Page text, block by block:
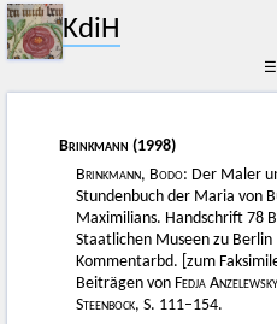
KdiH
☰
Brinkmann (1998)
Brinkmann, Bodo: Der Maler
Stundenbuch der Maria von
Maximilians. Handschrift 78
Staatlichen Museen zu
Kommentarbd. [zum
Beiträgen von Fedja
Steenbock, S. 111–154.